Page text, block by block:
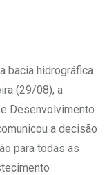
bacia hidrográfica
(29/08), a
Desenvolvimento
a decisão
para todas as